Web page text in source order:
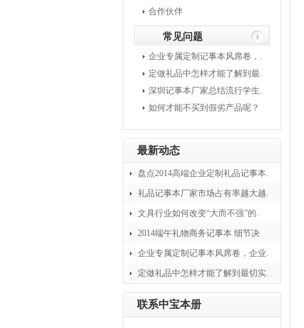
合作伙伴
常见问题
企业专属定制记事本风席卷，.
定做礼品中怎样才能了解到最.
深圳记事本厂家总结流行学生.
如何才能不买到假劣产品呢？
最新动态
盘点2014高端企业定制礼品记事本.
礼品记事本厂家市场占有率越大越.
文具行业如何改变“大而不强”的.
2014端午礼物商务记事本 细节决
企业专属定制记事本风席卷，企业.
定做礼品中怎样才能了解到最切实.
联系中宝本册